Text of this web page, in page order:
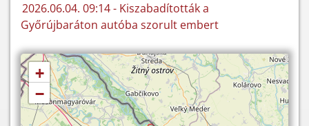
2026.06.04. 09:14 - Kiszabadították a
Győrújbaráton autóba szorult embert
+
−